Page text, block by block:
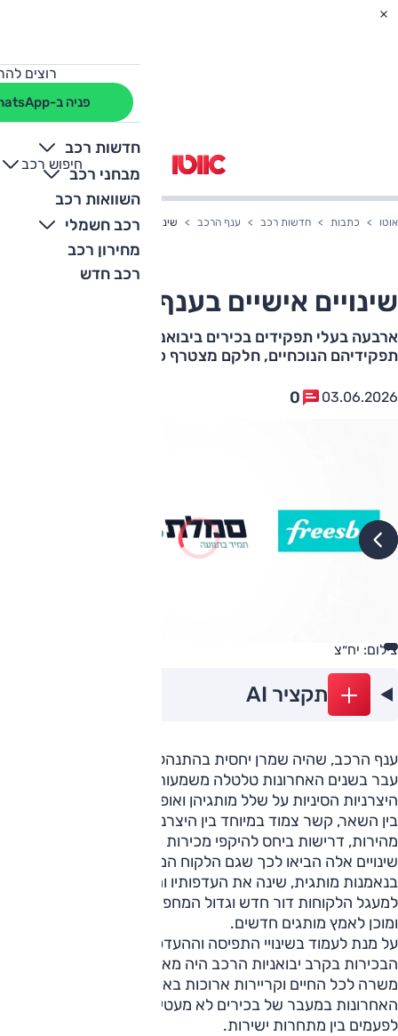
רוצים
פניה ב-WhatsApp
חדשות רכב
מבחני רכב
השוואות רכב
רכב חשמלי
מחירון רכב
רכב חדש
חיפוש רכב
+
-
אוטו כתבות חדשות רכב ענף הרכב שינויים אישיים בענף הרכב
שינויים אישיים בענף הרכב
ארבעה בעלי תפקידים בכירים ביבואניות הרכב עוזבים את
תפקידיהם הנוכחיים, חלקם מצטרף כבר עכשיו לאחרות
03.06.2026
0
צילום: יח״צ
תקציר AI
ענף הרכב, שהיה שמרן יחסית בהתנהלותו עד תחילת העשור,
עבר בשנים האחרונות טלטלה משמעותית עם כניסתן של
היצרניות הסיניות על שלל מותגיהן ואופן פעילותן השונה. זה כולל,
בין השאר, קשר צמוד במיוחד בין היצרניות והיבואניות, תגובות
מהירות, דרישות ביחס להיקפי מכירות ושיווק.
שינויים אלה הביאו לכך שגם הלקוח המקומי שהיה שמרן והחזיק
בנאמנות מותגית, שינה את העדפותיו והתנהגותו. בנוסף, הצטרף
למעגל הלקוחות דור חדש וגדול המחפש חדשנות וטכנולוגיה,
ומוכן לאמץ מותגים חדשים.
על מנת לעמוד בשינויי התפיסה וההעדפות, גם איוש המשרות
הבכירות בקרב יבואניות הרכב היה מאתגר מתמיד. הגישה של
משרה לכל החיים וקריירות ארוכות באותו ארגון הוחלפה בשנים
האחרונות במעבר של בכירים לא מעטים בין יבואניות הרכב,
לפעמים בין מתחרות ישירות.